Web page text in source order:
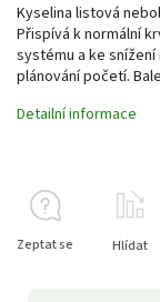
Kyselina listová
Přispívá k normální
systému a ke
plánování početí.
Detailní informace
Zeptat se Hlídat